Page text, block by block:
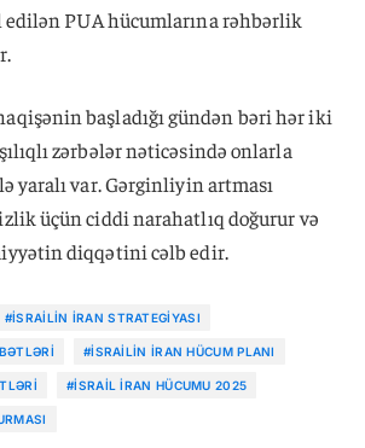
edilən PUA hücumlarına rəhbərlik
başladığı gündən bəri hər iki
zərbələr nəticəsində onlarla
yaralı var. Gərginliyin artması
üçün ciddi narahatlıq doğurur və
diqqətini cəlb edir.
#İSRAILIN İRAN STRATEGIYASI
#İSRAILIN İRAN HÜCUM PLANI
#İSRAIL İRAN HÜCUMU 2025